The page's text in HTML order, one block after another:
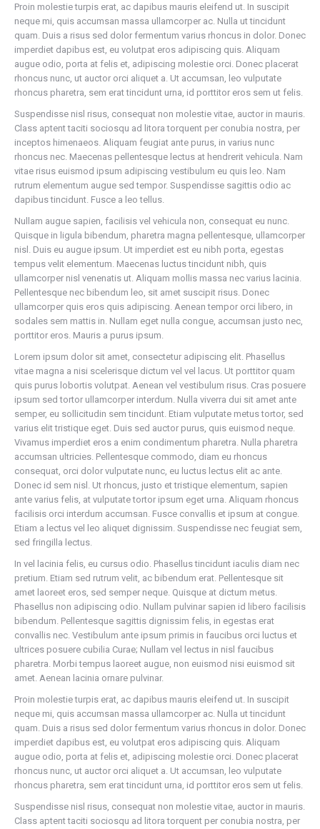
Proin molestie turpis erat, ac dapibus mauris eleifend ut. In suscipit
neque mi, quis accumsan massa ullamcorper ac. Nulla ut tincidunt
quam. Duis a risus sed dolor fermentum varius rhoncus in dolor. Donec
imperdiet dapibus est, eu volutpat eros adipiscing quis. Aliquam
augue odio, porta at felis et, adipiscing molestie orci. Donec placerat
rhoncus nunc, ut auctor orci aliquet a. Ut accumsan, leo vulputate
rhoncus pharetra, sem erat tincidunt urna, id porttitor eros sem ut felis.
Suspendisse nisl risus, consequat non molestie vitae, auctor in mauris.
Class aptent taciti sociosqu ad litora torquent per conubia nostra, per
inceptos himenaeos. Aliquam feugiat ante purus, in varius nunc
rhoncus nec. Maecenas pellentesque lectus at hendrerit vehicula. Nam
vitae risus euismod ipsum adipiscing vestibulum eu quis leo. Nam
rutrum elementum augue sed tempor. Suspendisse sagittis odio ac
dapibus tincidunt. Fusce a leo tellus.
Nullam augue sapien, facilisis vel vehicula non, consequat eu nunc.
Quisque in ligula bibendum, pharetra magna pellentesque, ullamcorper
nisl. Duis eu augue ipsum. Ut imperdiet est eu nibh porta, egestas
tempus velit elementum. Maecenas luctus tincidunt nibh, quis
ullamcorper nisl venenatis ut. Aliquam mollis massa nec varius lacinia.
Pellentesque nec bibendum leo, sit amet suscipit risus. Donec
ullamcorper quis eros quis adipiscing. Aenean tempor orci libero, in
sodales sem mattis in. Nullam eget nulla congue, accumsan justo nec,
porttitor eros. Mauris a purus ipsum.
Lorem ipsum dolor sit amet, consectetur adipiscing elit. Phasellus
vitae magna a nisi scelerisque dictum vel vel lacus. Ut porttitor quam
quis purus lobortis volutpat. Aenean vel vestibulum risus. Cras posuere
ipsum sed tortor ullamcorper interdum. Nulla viverra dui sit amet ante
semper, eu sollicitudin sem tincidunt. Etiam vulputate metus tortor, sed
varius elit tristique eget. Duis sed auctor purus, quis euismod neque.
Vivamus imperdiet eros a enim condimentum pharetra. Nulla pharetra
accumsan ultricies. Pellentesque commodo, diam eu rhoncus
consequat, orci dolor vulputate nunc, eu luctus lectus elit ac ante.
Donec id sem nisl. Ut rhoncus, justo et tristique elementum, sapien
ante varius felis, at vulputate tortor ipsum eget urna. Aliquam rhoncus
facilisis orci interdum accumsan. Fusce convallis et ipsum at congue.
Etiam a lectus vel leo aliquet dignissim. Suspendisse nec feugiat sem,
sed fringilla lectus.
In vel lacinia felis, eu cursus odio. Phasellus tincidunt iaculis diam nec
pretium. Etiam sed rutrum velit, ac bibendum erat. Pellentesque sit
amet laoreet eros, sed semper neque. Quisque at dictum metus.
Phasellus non adipiscing odio. Nullam pulvinar sapien id libero facilisis
bibendum. Pellentesque sagittis dignissim felis, in egestas erat
convallis nec. Vestibulum ante ipsum primis in faucibus orci luctus et
ultrices posuere cubilia Curae; Nullam vel lectus in nisl faucibus
pharetra. Morbi tempus laoreet augue, non euismod nisi euismod sit
amet. Aenean lacinia ornare pulvinar.
Proin molestie turpis erat, ac dapibus mauris eleifend ut. In suscipit
neque mi, quis accumsan massa ullamcorper ac. Nulla ut tincidunt
quam. Duis a risus sed dolor fermentum varius rhoncus in dolor. Donec
imperdiet dapibus est, eu volutpat eros adipiscing quis. Aliquam
augue odio, porta at felis et, adipiscing molestie orci. Donec placerat
rhoncus nunc, ut auctor orci aliquet a. Ut accumsan, leo vulputate
rhoncus pharetra, sem erat tincidunt urna, id porttitor eros sem ut felis.
Suspendisse nisl risus, consequat non molestie vitae, auctor in mauris.
Class aptent taciti sociosqu ad litora torquent per conubia nostra, per